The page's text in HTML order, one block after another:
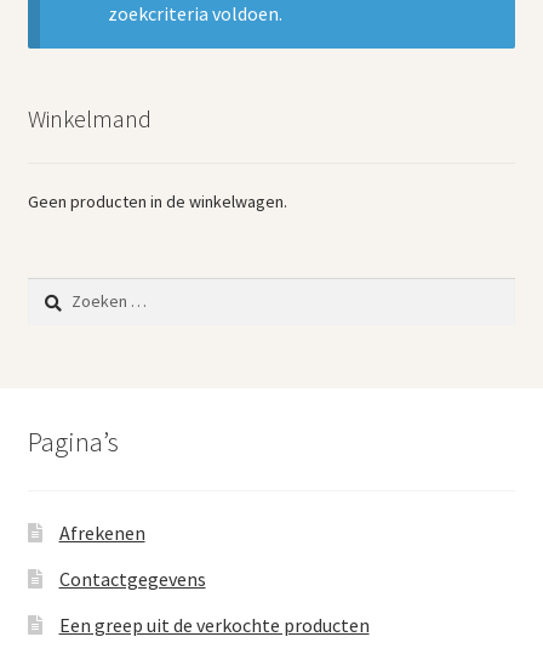
Woonaccessoireszoekcriteria voldoen.
Winkelmand
Geen producten in de winkelwagen.
Zoeken
naar:
Pagina’s
Afrekenen
Contactgegevens
Een greep uit de verkochte producten